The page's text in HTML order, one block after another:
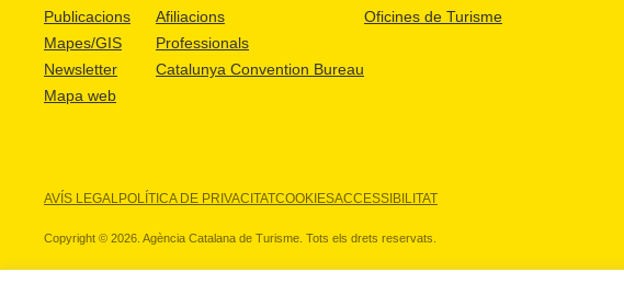
Publicacions
Mapes/GIS
Newsletter
Mapa web
Afiliacions
Professionals
Catalunya Convention Bureau
Oficines de Turisme
AVÍS LEGALPOLÍTICA DE PRIVACITATCOOKIESACCESSIBILITAT
Copyright © 2026. Agència Catalana de Turisme. Tots els drets reservats.